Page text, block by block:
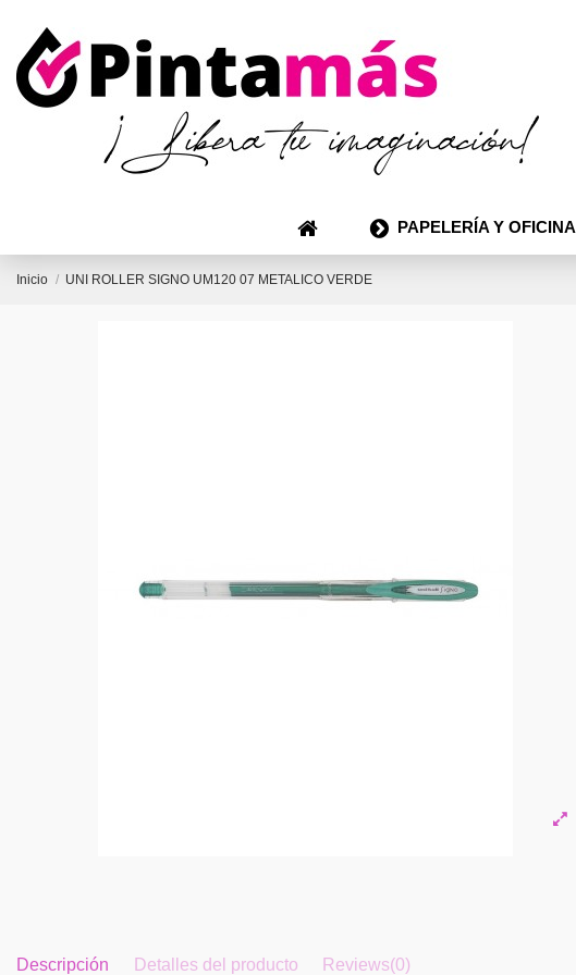
PAPELERÍA Y OFICINA
Inicio UNI ROLLER SIGNO UM120 07 METALICO VERDE
Descripción Detalles del producto Reviews(0)